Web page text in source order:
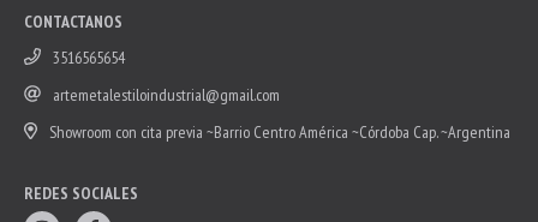
CONTACTANOS
3516565654
artemetalestiloindustrial@gmail.com
Showroom con cita previa ~Barrio Centro América ~Córdoba Cap. ~Argentina
REDES SOCIALES